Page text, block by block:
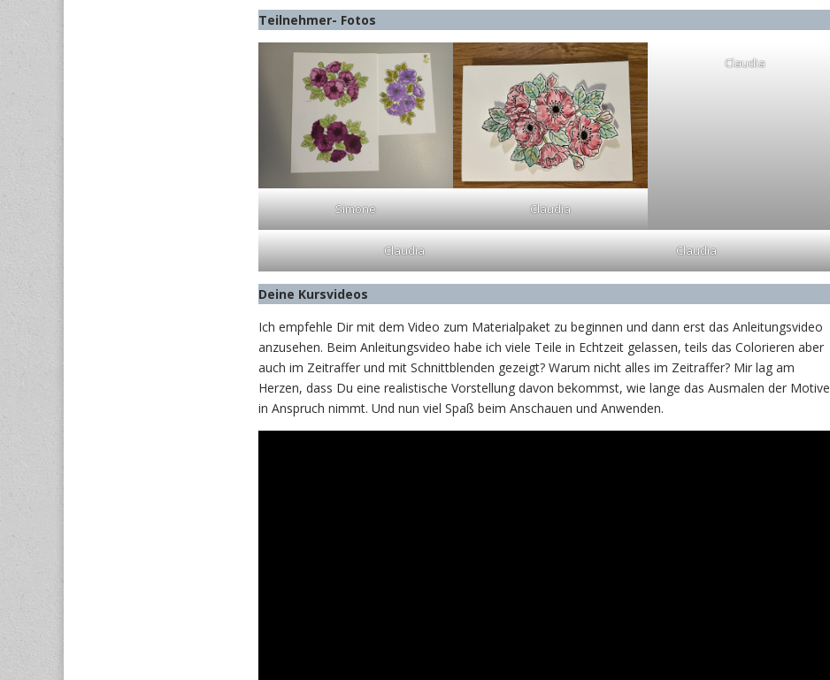
Teilnehmer- Fotos
Simone Claudia
Claudia
Claudia Claudia
Deine Kursvideos
Ich empfehle Dir mit dem Video zum Materialpaket zu beginnen und dann erst das Anleitungsvideo
anzusehen. Beim Anleitungsvideo habe ich viele Teile in Echtzeit gelassen, teils das Colorieren aber
auch im Zeitraffer und mit Schnittblenden gezeigt? Warum nicht alles im Zeitraffer? Mir lag am
Herzen, dass Du eine realistische Vorstellung davon bekommst, wie lange das Ausmalen der Motive
in Anspruch nimmt. Und nun viel Spaß beim Anschauen und Anwenden.